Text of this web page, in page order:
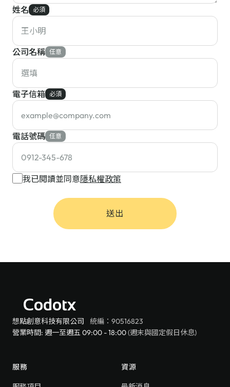
姓名 必須
公司名稱 任意
電子信箱 必須
電話號碼 任意
我已閱讀並同意隱私權政策
送出
Codotx
想點創意科技有限公司
統編：90516823
營業時間: 週一至週五 09:00 - 18:00(週末與國定假日休息)
服務 資源